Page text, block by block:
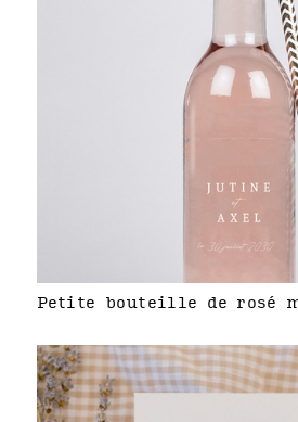
Petite bouteille de rosé